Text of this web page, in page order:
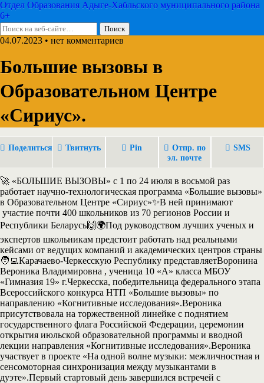
Отдел Образования Адыге-Хабльского муниципального района
6+
04.07.2023 • нет комментариев
Большие вызовы в
Образовательном Центре
«Сириус».
Поделиться Твитнуть Pin
Отпр. по
эл. почте
SMS
🚀 «БОЛЬШИЕ ВЫЗОВЫ» с 1 по 24 июля в восьмой раз
работает научно-технологическая программа «Большие вызовы»
в Образовательном Центре «Сириус»✨В ней принимают
участие почти 400 школьников из 70 регионов России и
Республики Беларусь🙌🌍Под руководством лучших ученых и
экспертов школьникам предстоит работать над реальными
кейсами от ведущих компаний и академических центров страны
🧑‍💻Карачаево-Черкесскую Республику представляетВоронина
Вероника Владимировна , ученица 10 «А» класса МБОУ
«Гимназия 19» г.Черкесска, победительница федерального этапа
Всероссийского конкурса НТП «Большие вызовы» по
направлению «Когнитивные исследования».Вероника
присутствовала на торжественной линейке с поднятием
государственного флага Российской Федерации, церемонии
открытия июльской образовательной программы и вводной
лекции направления «Когнитивные исследования».Вероника
участвует в проекте «На одной волне музыки: межличностная и
сенсомоторная синхронизация между музыкантами в
дуэте».Первый стартовый день завершился встречей с